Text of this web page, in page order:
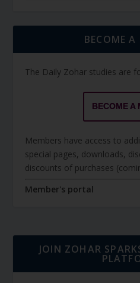
BECOME A
The Daily Zohar studies are
BECOME A
Members have access to
special pages, downloads,
discounts of purchases
Member's portal
JOIN ZOHAR